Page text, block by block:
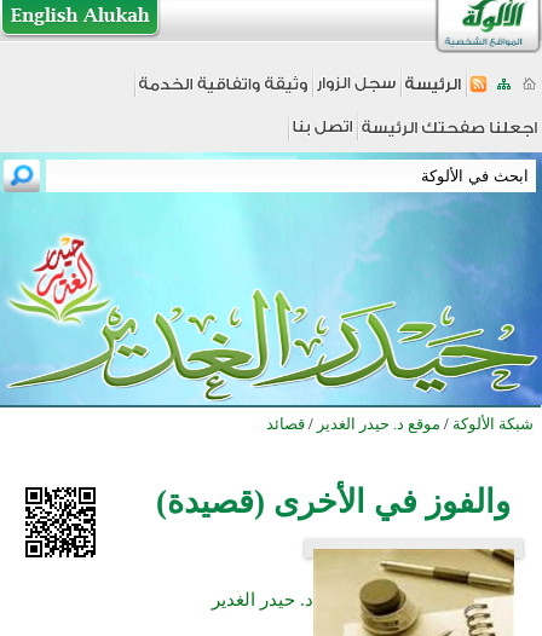
شبكة الألوكة / موقع د. حيدر الغدير / قصائد
والفوز في الأخرى (قصيدة)
د. حيدر الغدير